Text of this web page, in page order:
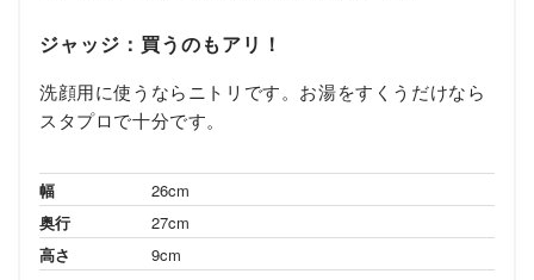
ジャッジ：買うのもアリ！
洗顔用に使うならニトリです。お湯をすくうだけなら
スタプロで十分です。
幅
26cm
奥行
27cm
高さ
9cm